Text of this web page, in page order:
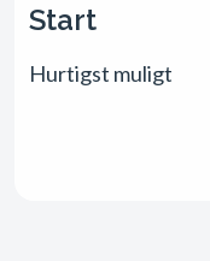
Start
Hurtigst muligt